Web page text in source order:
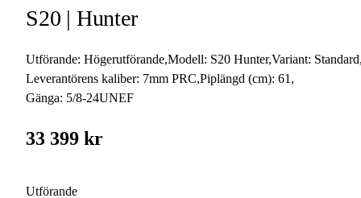
S20 | Hunter
Utförande: Högerutförande,Modell: S20 Hunter,Variant: Standard
Leverantörens kaliber: 7mm PRC,Piplängd (cm): 61 ,
Gänga: 5/8-24UNEF
33 399 kr
Utförande